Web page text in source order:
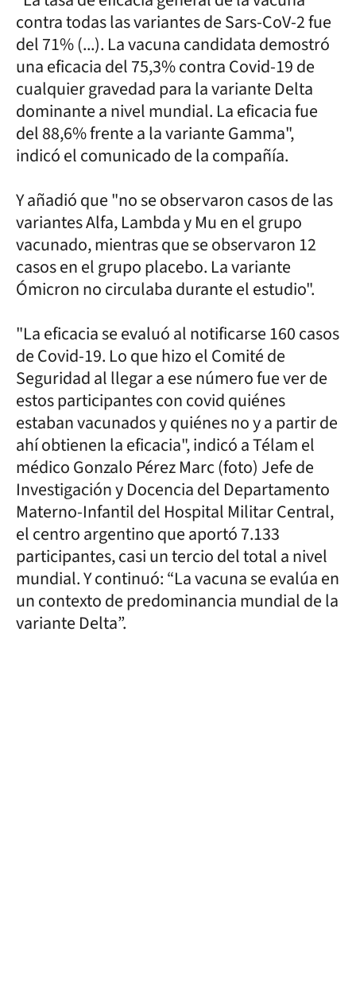
contra todas las variantes de Sars-CoV-2 fue
del 71% (...). La vacuna candidata demostró
una eficacia del 75,3% contra Covid-19 de
cualquier gravedad para la variante Delta
dominante a nivel mundial. La eficacia fue
del 88,6% frente a la variante Gamma",
indicó el comunicado de la compañía.
Y añadió que "no se observaron casos de las
variantes Alfa, Lambda y Mu en el grupo
vacunado, mientras que se observaron 12
casos en el grupo placebo. La variante
Ómicron no circulaba durante el estudio".
"La eficacia se evaluó al notificarse 160 casos
de Covid-19. Lo que hizo el Comité de
Seguridad al llegar a ese número fue ver de
estos participantes con covid quiénes
estaban vacunados y quiénes no y a partir de
ahí obtienen la eficacia", indicó a Télam el
médico Gonzalo Pérez Marc (foto) Jefe de
Investigación y Docencia del Departamento
Materno-Infantil del Hospital Militar Central,
el centro argentino que aportó 7.133
participantes, casi un tercio del total a nivel
mundial. Y continuó: “La vacuna se evalúa en
un contexto de predominancia mundial de la
variante Delta”.